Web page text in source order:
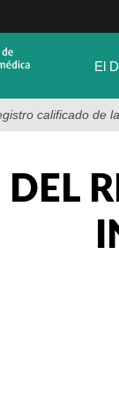
El
calificado de